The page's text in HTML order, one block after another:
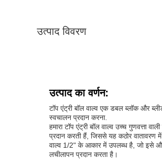
उत्पाद विवरण
उत्पाद का वर्णन:
टॉप एंट्री बॉल वाल्व एक डबल ब्लॉक और
स्वचालन प्रदान करना.
हमारा टॉप एंट्री बॉल वाल्व उच्च गुणवत्ता
प्रदान करती हैं, जिससे यह कठोर वातावरण
वाल्व 1/2" के आकार में उपलब्ध है, जो इसे
लचीलापन प्रदान करता है।